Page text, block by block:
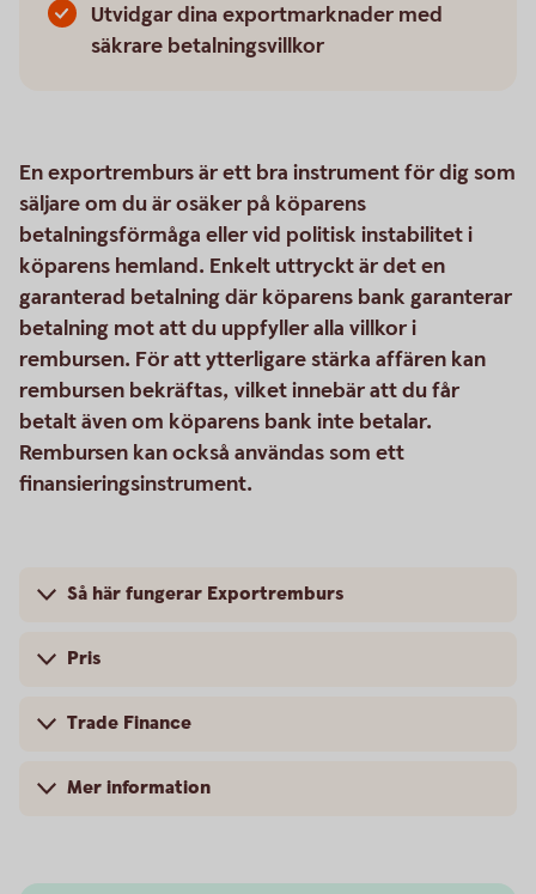
Utvidgar dina exportmarknader med
säkrare betalningsvillkor
En exportremburs är ett bra instrument för dig som
säljare om du är osäker på köparens
betalningsförmåga eller vid politisk instabilitet i
köparens hemland. Enkelt uttryckt är det en
garanterad betalning där köparens bank garanterar
betalning mot att du uppfyller alla villkor i
rembursen. För att ytterligare stärka affären kan
rembursen bekräftas, vilket innebär att du får
betalt även om köparens bank inte betalar.
Rembursen kan också användas som ett
finansieringsinstrument.
Så här fungerar Exportremburs
Pris
Trade Finance
Mer information